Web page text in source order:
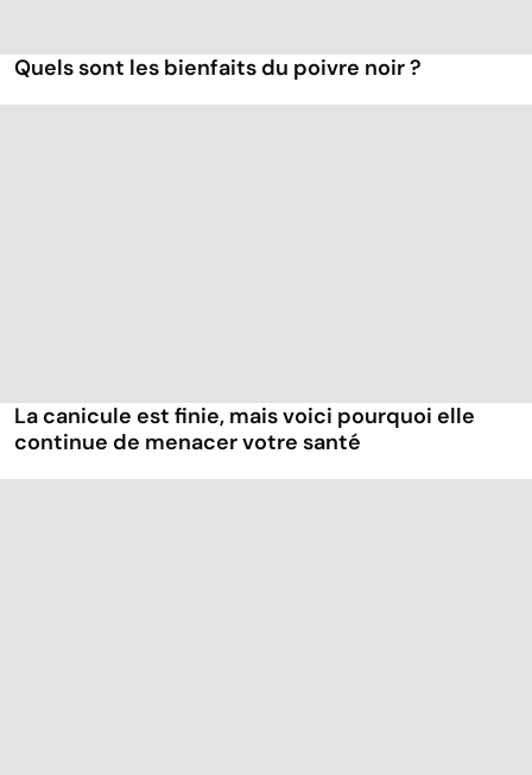
Quels sont les bienfaits du poivre noir ?
La canicule est finie, mais voici pourquoi elle
continue de menacer votre santé